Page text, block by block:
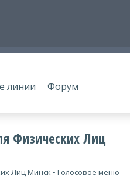
линии
Форум
Физических Лиц
Лиц Минск • Голосовое меню